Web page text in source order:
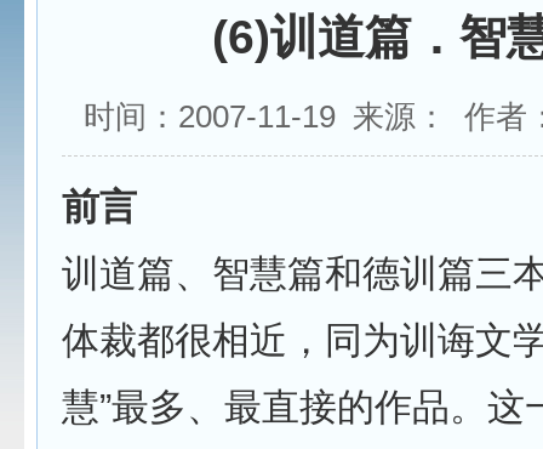
(6)训道篇．智
时间：2007-11-19 来源： 作者
前言
训道篇、智慧篇和德训篇三
体裁都很相近，同为训诲文
慧”最多、最直接的作品。这